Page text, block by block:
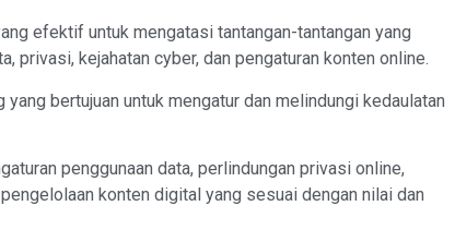
efektif untuk mengatasi tantangan-tantangan yang
privasi, kejahatan cyber, dan pengaturan konten online.
bertujuan untuk mengatur dan melindungi kedaulatan
penggunaan data, perlindungan privasi online,
konten digital yang sesuai dengan nilai dan